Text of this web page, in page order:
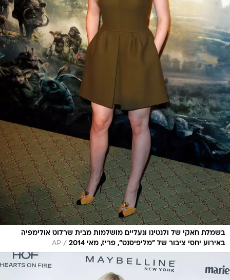
בשמלת חאקי של ולנטינו ונעליים מושלמות מבית שרלוט אולימפיה
באירוע יחסי ציבור של "מליפיסנט", פריז, מאי 2014
/
AP